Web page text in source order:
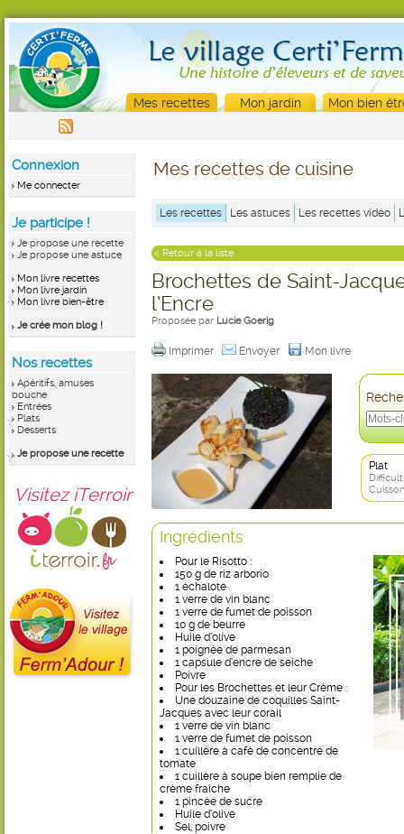
Mes recettes Mon jardin Mon bien
Connexion
Me connecter
Je participe !
Je propose une recette
Je propose une astuce
Mon livre recettes
Mon livre jardin
Mon livre bien-être
Je crée mon blog !
Nos recettes
Apéritifs, amuses
bouche
Entrées
Plats
Desserts
Je propose une recette
Visitez iTerroir
Mes recettes de cuisine
Les recettes Les astuces Les recettes vidéo
< Retour à la liste
Brochettes de Saint-
l’Encre
Proposée par Lucie Goerig
Imprimer Envoyer Mon livre
Plat
Ingrédients
Pour le Risotto :
150 g de riz arborio
1 échalote
1 verre de vin blanc
1 verre de fumet de poisson
10 g de beurre
Huile d’olive
1 poignée de parmesan
1 capsule d’encre de seiche
Poivre
Pour les Brochettes et leur Crème :
Une douzaine de coquilles Saint-
Jacques avec leur corail
1 verre de vin blanc
1 verre de fumet de poisson
1 cuillère à café de concentré de
tomate
1 cuillère à soupe bien remplie de
crème fraîche
1 pincée de sucre
Huile d’olive
Sel, poivre